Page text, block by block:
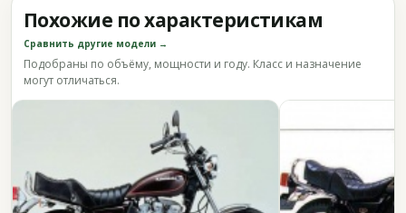
Похожие по характеристикам
Сравнить другие модели →
Подобраны по объёму, мощности и году. Класс и назначение
могут отличаться.